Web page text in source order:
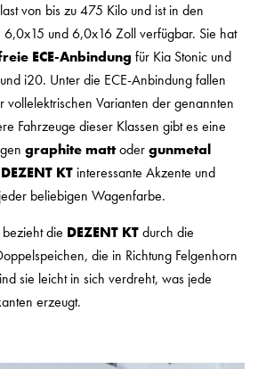
von bis zu 475 Kilo und ist in den
und 6,0x16 Zoll verfügbar. Sie hat
ECE-Anbindung für Kia Stonic und
i20. Unter die ECE-Anbindung fallen
vollelektrischen Varianten der genannten
Fahrzeuge dieser Klassen gibt es eine
graphite mattodergunmetal
DEZENT KT interessante Akzente und
beliebigen Wagenfarbe.
die DEZENT KTdurch die
die in Richtung Felgenhorn
sie leicht in sich verdreht, was jede
erzeugt.